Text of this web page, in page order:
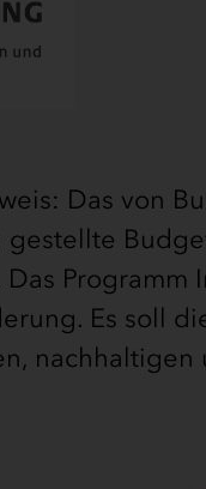
Das von
gestellte
Programm
Es soll